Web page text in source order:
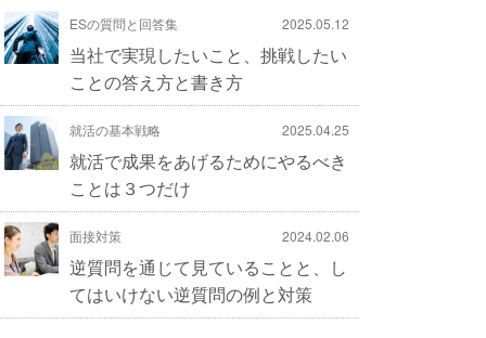
ESの質問と回答集 2025.05.12
当社で実現したいこと、挑戦したい
ことの答え方と書き方
就活の基本戦略 2025.04.25
就活で成果をあげるためにやるべき
ことは３つだけ
面接対策 2024.02.06
逆質問を通じて見ていることと、し
てはいけない逆質問の例と対策